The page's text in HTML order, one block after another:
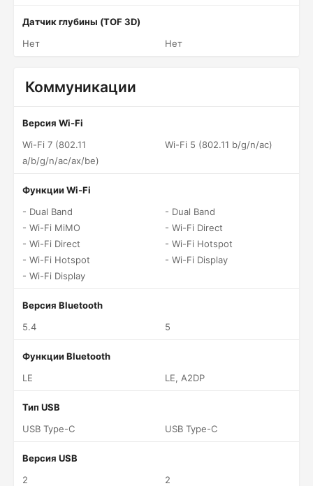
Датчик глубины (TOF 3D)
Нет
Нет
Коммуникации
Версия Wi-Fi
Wi-Fi 7 (802.11
a/b/g/n/ac/ax/be)
Wi-Fi 5 (802.11 b/g/n/ac)
Функции Wi-Fi
- Dual Band
- Wi-Fi MiMO
- Wi-Fi Direct
- Wi-Fi Hotspot
- Wi-Fi Display
- Dual Band
- Wi-Fi Direct
- Wi-Fi Hotspot
- Wi-Fi Display
Версия Bluetooth
5.4
5
Функции Bluetooth
LE
LE, A2DP
Тип USB
USB Type-C
USB Type-C
Версия USB
2
2